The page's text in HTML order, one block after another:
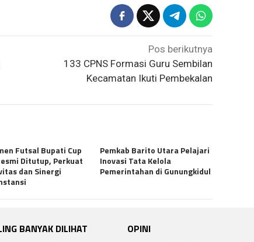
Pos berikutnya
133 CPNS Formasi Guru Sembilan
Kecamatan Ikuti Pembekalan
Futsal Bupati Cup
Ditutup, Perkuat
dan Sinergi
Pemkab Barito Utara Pelajari
Inovasi Tata Kelola
Pemerintahan di Gunungkidul
BANYAK DILIHAT OPINI